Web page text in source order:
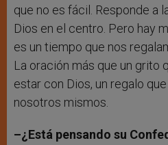
que no es fácil. Responde a
Dios en el centro. Pero hay
es un tiempo que nos
La oración más que un grito
estar con Dios, un regalo
nosotros mismos.
–¿Está pensando su